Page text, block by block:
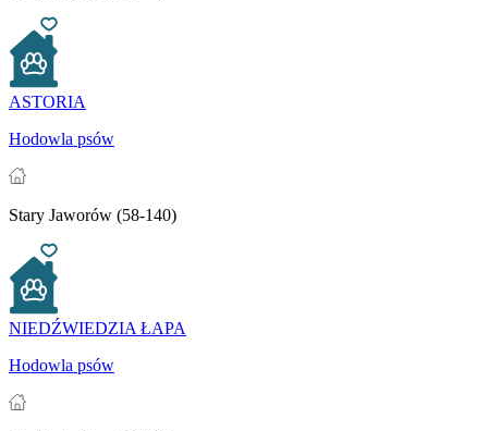
ASTORIA
Hodowla psów
Stary Jaworów (58-140)
NIEDŹWIEDZIA ŁAPA
Hodowla psów